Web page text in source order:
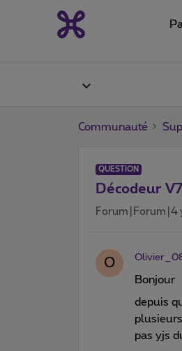
Communauté
QUESTION
Décodeur V7
Forum|Forum|4
O
Bonjour
depuis
pas yjs